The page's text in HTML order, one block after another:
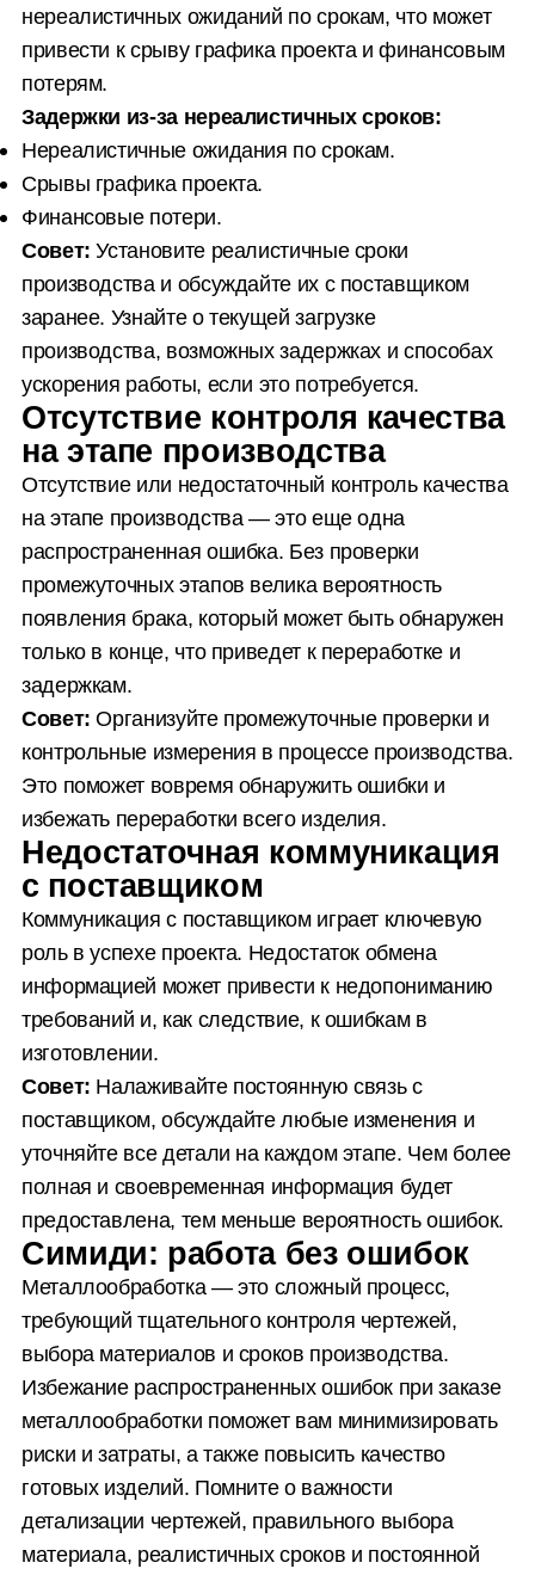
нереалистичных ожиданий по срокам, что может
привести к срыву графика проекта и финансовым
потерям.
Задержки из-за нереалистичных сроков:
Нереалистичные ожидания по срокам.
Срывы графика проекта.
Финансовые потери.
Совет: Установите реалистичные сроки
производства и обсуждайте их с поставщиком
заранее. Узнайте о текущей загрузке
производства, возможных задержках и способах
ускорения работы, если это потребуется.
Отсутствие контроля качества
на этапе производства
Отсутствие или недостаточный контроль качества
на этапе производства — это еще одна
распространенная ошибка. Без проверки
промежуточных этапов велика вероятность
появления брака, который может быть обнаружен
только в конце, что приведет к переработке и
задержкам.
Совет: Организуйте промежуточные проверки и
контрольные измерения в процессе производства.
Это поможет вовремя обнаружить ошибки и
избежать переработки всего изделия.
Недостаточная коммуникация
с поставщиком
Коммуникация с поставщиком играет ключевую
роль в успехе проекта. Недостаток обмена
информацией может привести к недопониманию
требований и, как следствие, к ошибкам в
изготовлении.
Совет: Налаживайте постоянную связь с
поставщиком, обсуждайте любые изменения и
уточняйте все детали на каждом этапе. Чем более
полная и своевременная информация будет
предоставлена, тем меньше вероятность ошибок.
Симиди: работа без ошибок
Металлообработка — это сложный процесс,
требующий тщательного контроля чертежей,
выбора материалов и сроков производства.
Избежание распространенных ошибок при заказе
металлообработки поможет вам минимизировать
риски и затраты, а также повысить качество
готовых изделий. Помните о важности
детализации чертежей, правильного выбора
материала, реалистичных сроков и постоянной